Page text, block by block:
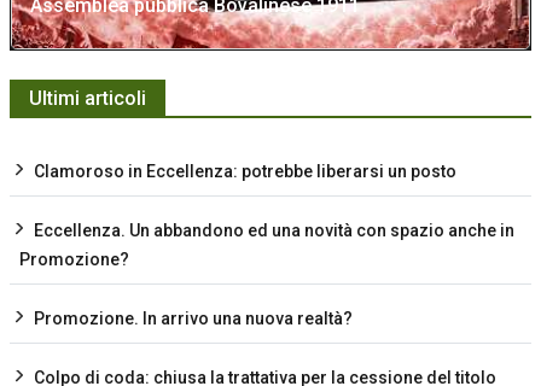
Assemblea pubblica Bovalinese 1911
Ultimi articoli
Clamoroso in Eccellenza: potrebbe liberarsi un posto
Eccellenza. Un abbandono ed una novità con spazio anche in
Promozione?
Promozione. In arrivo una nuova realtà?
Colpo di coda: chiusa la trattativa per la cessione del titolo